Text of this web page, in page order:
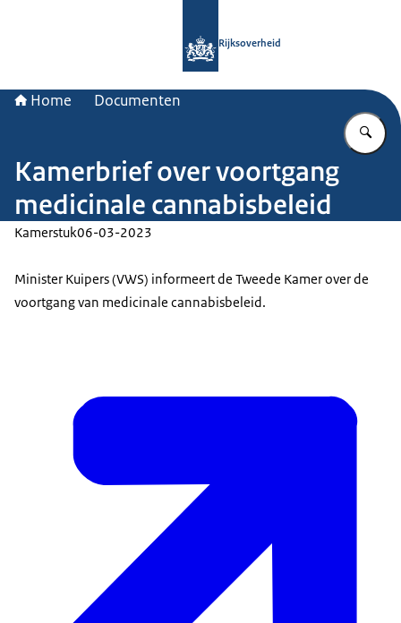
Rijksoverheid
Home Documenten
Kamerbrief over voortgang
medicinale cannabisbeleid
Kamerstuk06-03-2023
Minister Kuipers (VWS) informeert de Tweede Kamer over de
voortgang van medicinale cannabisbeleid.